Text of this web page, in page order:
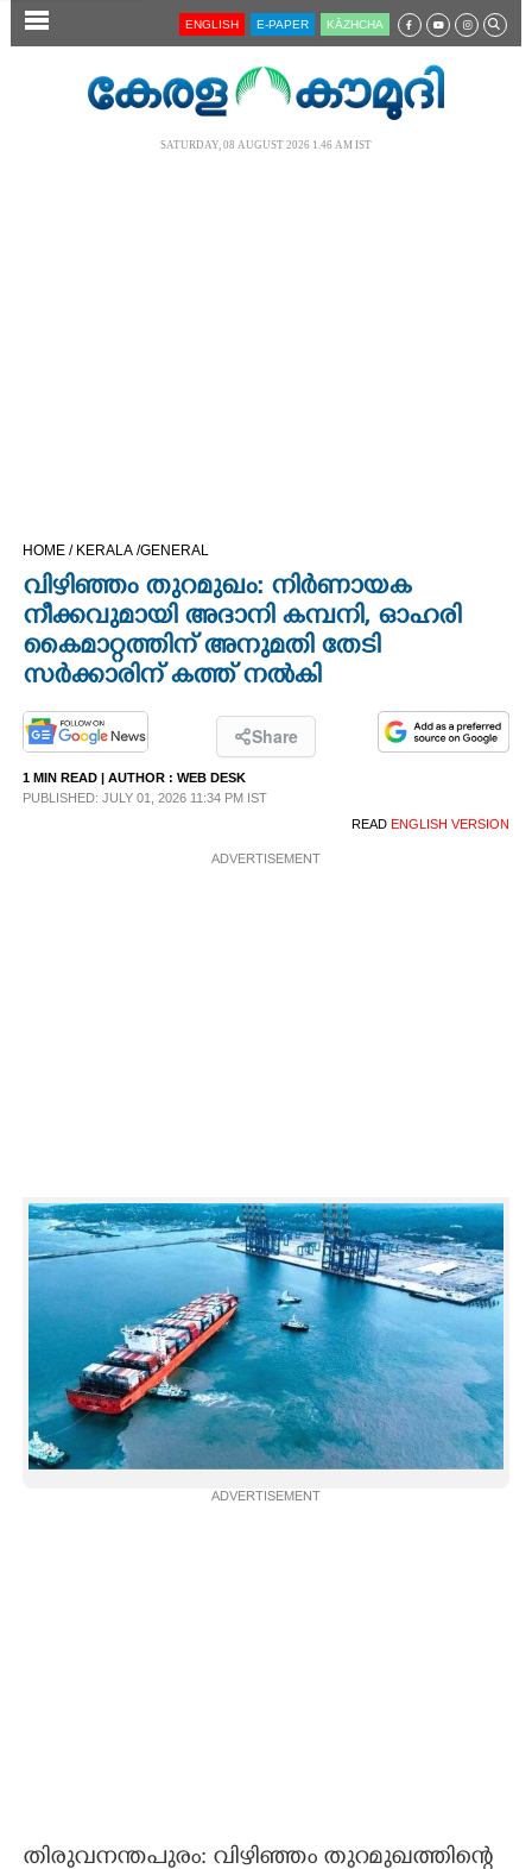
SECTIONS
CINEMA
OPINION
ZOOM
CONTACT US
ENGLISH E-PAPER KĀZHCHA
SATURDAY, 08 AUGUST 2026 1.46 AM IST
HOME / KERALA /GENERAL
വിഴിഞ്ഞം തുറമുഖം: നിർണായക
നീക്കവുമായി അദാനി കമ്പനി,​ ഓഹരി
കൈമാറ്റത്തിന് അനുമതി തേടി
സർക്കാരിന് കത്ത് നൽകി
Share
1 MIN READ | AUTHOR : WEB DESK
PUBLISHED: JULY 01, 2026 11:34 PM IST
READ ENGLISH VERSION
ADVERTISEMENT
ADVERTISEMENT
തിരുവനന്തപുരം: വിഴിഞ്ഞം തുറമുഖത്തിന്റെ